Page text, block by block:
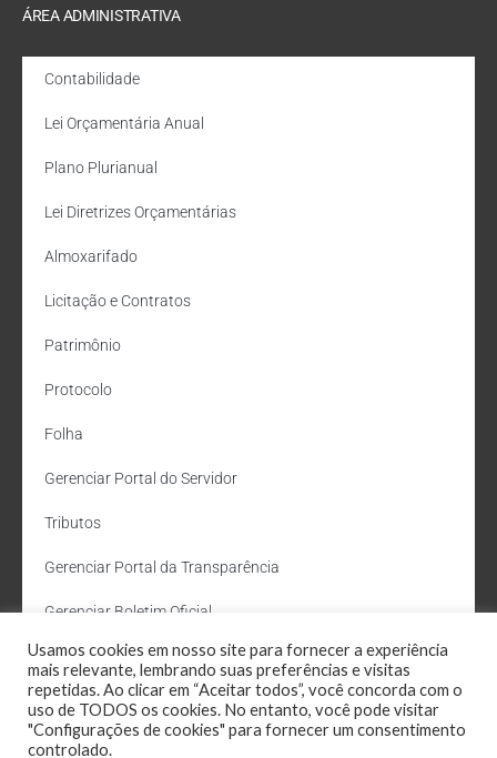
ÁREA ADMINISTRATIVA
Contabilidade
Lei Orçamentária Anual
Plano Plurianual
Lei Diretrizes Orçamentárias
Almoxarifado
Licitação e Contratos
Patrimônio
Protocolo
Folha
Gerenciar Portal do Servidor
Tributos
Gerenciar Portal da Transparência
Gerenciar Boletim Oficial
Departamento de Água e Esgoto
Administração Site
Webmail
Usamos cookies em nosso site para fornecer a experiência
mais relevante, lembrando suas preferências e visitas
repetidas. Ao clicar em “Aceitar todos”, você concorda com o
uso de TODOS os cookies. No entanto, você pode visitar
"Configurações de cookies" para fornecer um consentimento
controlado.